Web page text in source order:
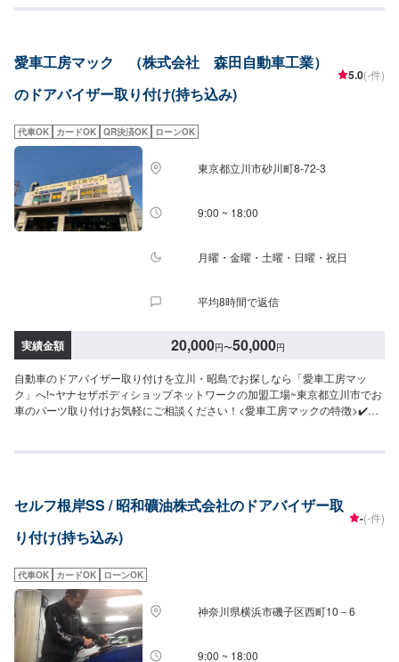
いたしております。保険適用の修理ももちろん承ります。お気軽にご相談く
業時間・定休日】⏰営業時間：9時30分〜18時🗓定休日：月曜・祝日
愛車工房マック （株式会社 森田自動車工業）
のドアバイザー取り付け(持ち込み)
5.0(-件)
代車OK カードOK QR決済OK ローンOK
東京都立川市砂川町8-72-3
9:00 ~ 18:00
月曜・金曜・土曜・日曜・祝日
平均8時間で返信
実績金額 20,000円〜50,000円
自動車のドアバイザー取り付けを立川・昭島でお探しなら「愛車工房マッ
ク」へ!~ヤナセザボディショップネットワークの加盟工場~東京都立川市でお
車のパーツ取り付けお気軽にご相談ください！<愛車工房マックの特徴>✔️見
をお送りください<作業の流れ>【1】オファーにてお問い合わせ【2】入庫・
しています。お車の作業中は代車をご利用ください。※代車の燃料代はお客様
にご負担いただいております。※状況により貸し出しできかねる場合もござい
ます。<定休日・営業時間>【平日】8:30～19:00【土曜】8:30～18:00【日曜
セルフ根岸SS / 昭和礦油株式会社のドアバイザー取
り付け(持ち込み)
-(-件)
代車OK カードOK ローンOK
神奈川県横浜市磯子区西町10－6
9:00 ~ 18:00